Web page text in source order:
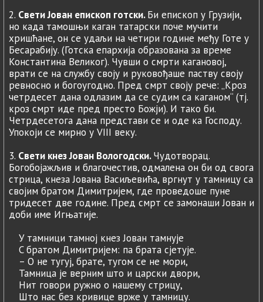
2. Свети Јован епископ готски.Би епископ у Грузији,
но када тамошњи каган татарски поче мучити
хришћане, он се удаљи на четири године међу Готе у
Бесарабију. (Готска епархија образована за време
Константина Великог). Чувши о смрти кагановој,
врати се на службу своју и руковођаше паству своју
ревносно и богоугодно. Пред смрт своју рече: „Кроз
четрдесет дана одлазим да се судим са каганом“ (тј.
кроз смрт иде пред престо Божји). И тако би.
Четрдесетога дана представи се и оде ка Господу.
Упокоји се мирно у VIII веку.
3. Свети кнез Јован Вологодски.Чудотворац.
Богобојажљив и благочестив, одмалена он би од свога
стрица, кнеза Јована Васиљевића, вргнут у тамницу са
својим братом Димитријем, где проведоше пуне
тридесет две године. Пред смрт се замонаши Јован и
доби име Игњатије.
У тамници тамној кнез Јован тамнује
C братом Димитријем: па брата сјетује.
– О не тугуј, брате, тугом се не мори,
Тамница је верним што и царски двори,
Нит говори ружно o нашему стрицу,
Што нас без кривице врже у тамницу.